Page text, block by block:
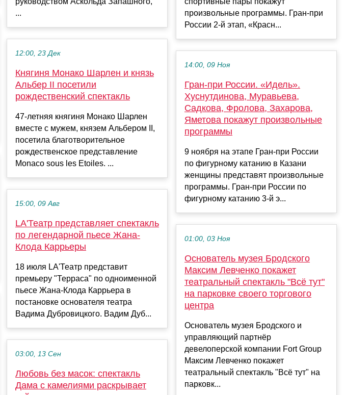
...
12:00, 23 Дек
Княгиня Монако Шарлен и князь
Альбер II посетили
рождественский спектакль
47-летняя княгиня Монако Шарлен
вместе с мужем, князем Альбером II,
посетила благотворительное
рождественское представление
Monaco sous les Etoiles. ...
15:00, 09 Авг
LA'Театр представляет спектакль
по легендарной пьесе Жана-
Клода Каррьеры
18 июля LA'Театр представит
премьеру "Терраса" по одноименной
пьесе Жана-Клода Каррьера в
постановке основателя театра
Вадима Дубровицкого. Вадим Дуб...
03:00, 13 Сен
Любовь без масок: спектакль
Дама с камелиями раскрывает
произвольные программы. Гран-при
России 2-й этап, «Красн...
14:00, 09 Ноя
Гран-при России. «Идель».
Хуснутдинова, Муравьева,
Садкова, Фролова, Захарова,
Яметова покажут произвольные
программы
9 ноября на этапе Гран-при России
по фигурному катанию в Казани
женщины представят произвольные
программы. Гран-при России по
фигурному катанию 3-й э...
01:00, 03 Ноя
Основатель музея Бродского
Максим Левченко покажет
театральный спектакль "Всё тут"
на парковке своего торгового
центра
Основатель музея Бродского и
управляющий партнёр
девелоперской компании Fort Group
Максим Левченко покажет
театральный спектакль "Всё тут" на
парковк...